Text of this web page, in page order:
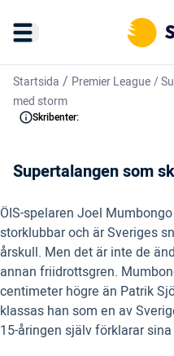
Startsida / Premier League/
med storm
Skribenter:
Supertalangen som
ÖIS-spelaren Joel
storklubbar och är Sveriges
årskull. Men det är inte de
annan friidrottsgren.
centimeter högre än Patrik
klassas han som en av
15-åringen själv förklarar